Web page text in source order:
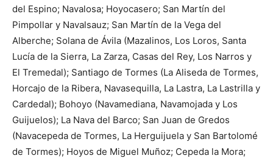
del Espino; Navalosa; Hoyocasero; San Martín del
Pimpollar y Navalsauz; San Martín de la Vega del
Alberche; Solana de Ávila (Mazalinos, Los Loros, Santa
Lucía de la Sierra, La Zarza, Casas del Rey, Los Narros y
El Tremedal); Santiago de Tormes (La Aliseda de Tormes,
Horcajo de la Ribera, Navasequilla, La Lastra, La Lastrilla y
Cardedal); Bohoyo (Navamediana, Navamojada y Los
Guijuelos); La Nava del Barco; San Juan de Gredos
(Navacepeda de Tormes, La Herguijuela y San Bartolomé
de Tormes); Hoyos de Miguel Muñoz; Cepeda la Mora;